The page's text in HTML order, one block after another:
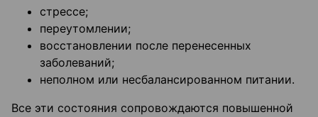
стрессе;
переутомлении;
восстановлении после перенесенных
заболеваний;
неполном или несбалансированном питании.
Все эти состояния сопровождаются повышенной